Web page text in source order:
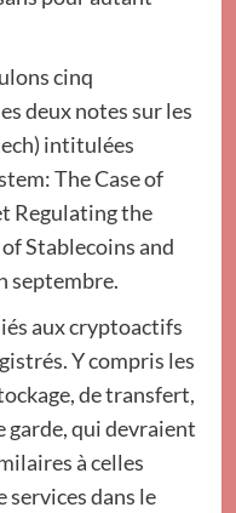
cinq
deux notes sur les
intitulées
The Case of
Regulating the
Stablecoins and
septembre.
aux cryptoactifs
Y compris les
de transfert,
garde, qui devraient
à celles
services dans le